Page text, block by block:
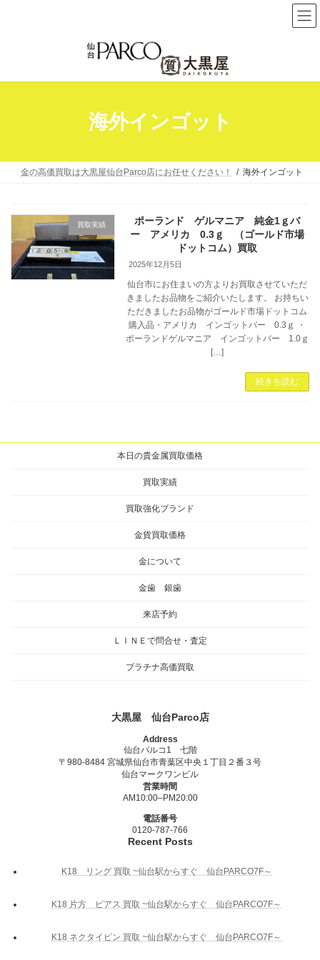
ン
テ
ン
ス
キ
ビ
ゲ
ー
ン
に
海外インゴット
金の高価買取は大黒屋仙台Parco店にお任せください！ 海外インゴット
買取実績
ポーランド ゲルマニア 純金1ｇバ
ー アメリカ 0.3ｇ （ゴールド市場
ドットコム）買取
2025年12月5日
仙台市にお住まいの方よりお買取させていただ
きましたお品物をご紹介いたします。 お持ちい
ただきましたお品物がゴールド市場ドットコム
購入品・アメリカ インゴットバー 0.3ｇ ・
ポーランドゲルマニア インゴットバー 1.0ｇ
[…]
続きを読む
本日の貴金属買取価格
買取実績
買取強化ブランド
金貨買取価格
金について
金歯 銀歯
来店予約
ＬＩＮＥで問合せ・査定
プラチナ高価買取
大黒屋 仙台Parco店
Address
仙台パルコ1 七階
〒980-8484 宮城県仙台市青葉区中央１丁目２番３号
仙台マークワンビル
営業時間
AM10:00–PM20:00
電話番号
0120-787-766
Recent Posts
K18 リング 買取 ~仙台駅からすぐ 仙台PARCO7F～
K18 片方 ピアス 買取 ~仙台駅からすぐ 仙台PARCO7F～
K18 ネクタイピン 買取 ~仙台駅からすぐ 仙台PARCO7F～